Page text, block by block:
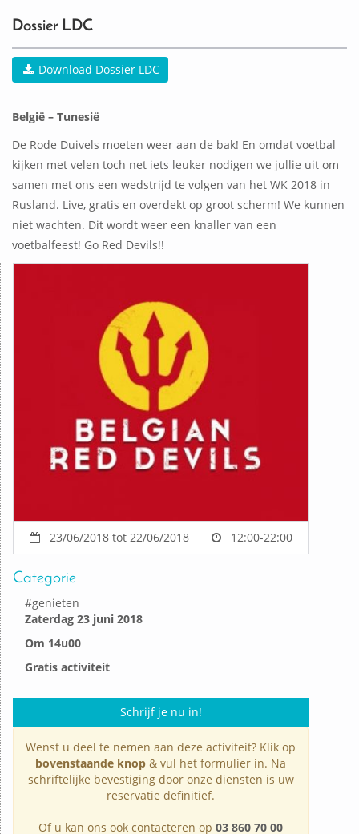
Dossier LDC
Download Dossier LDC
België – Tunesië
De Rode Duivels moeten weer aan de bak! En omdat voetbal
kijken met velen toch net iets leuker nodigen we jullie uit om
samen met ons een wedstrijd te volgen van het WK 2018 in
Rusland. Live, gratis en overdekt op groot scherm! We kunnen
niet wachten. Dit wordt weer een knaller van een
voetbalfeest! Go Red Devils!!
23/06/2018 tot 22/06/2018 12:00-22:00
Categorie
#genieten
Zaterdag 23 juni 2018
Om 14u00
Gratis activiteit
Schrijf je nu in!
Wenst u deel te nemen aan deze activiteit? Klik op
bovenstaande knop & vul het formulier in. Na
schriftelijke bevestiging door onze diensten is uw
reservatie definitief.
Of u kan ons ook contacteren op 03 860 70 00